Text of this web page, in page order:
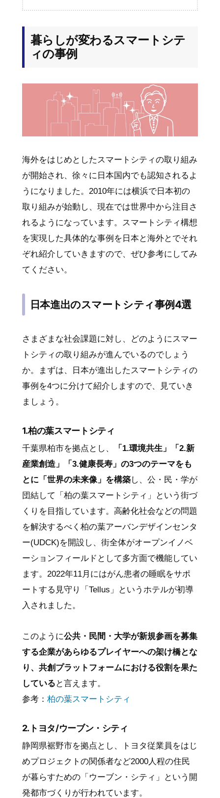
暮らしが変わるスマートシテ
ィの事例
海外をはじめとしたスマートシティの取り組み
が開始され、徐々に日本国内でも認知されるよ
うになりました。2010年には横浜で日本初の
取り組みが始動し、現在では世界中から注目さ
れるようになっています。スマートシティ構想
を実現した具体的な事例を日本と海外とでそれ
ぞれ紹介していきますので、ぜひ参考にしてみ
てください。
日本進出のスマートシティ事例4選
さまざまな社会課題に対し、どのようにスマー
トシティの取り組みが進んでいるのでしょう
か。まずは、日本が進出したスマートシティの
事例を4つに分けて紹介しますので、見ていき
ましょう。
1.柏の葉スマートシティ
千葉県柏市を拠点とし、
「1.環境共生」「2.新
産業創造」「3.健康長寿」の3つのテーマをも
とに「世界の未来像」を構築し、公・民・学が
団結して「柏の葉スマートシティ」という街づ
くりを目指しています。高齢化社会などの問題
を解決するべく柏の葉アーバンデザインセンタ
ー(UDCK)を開設し、街全体がオープンイノベ
ーションフィールドとして多方面で機能してい
ます。2022年11月にはがん患者の睡眠をサポ
ートする見守り「Tellus」というホテルが初導
入されました。
このように公共・民間・大学が新規参画を募集
する企業があらゆるプレイヤーへの架け橋とな
り、共創プラットフォームにおける役割を果た
している と言えます。
参考： 柏の葉スマートシティ
2.トヨタ/ウーブン・シティ
静岡県裾野市を拠点とし、トヨタ従業員をはじ
めプロジェクトの関係者など2000人程の住民
が暮らすための「ウーブン・シティ」という開
発都市づくりが行われています。